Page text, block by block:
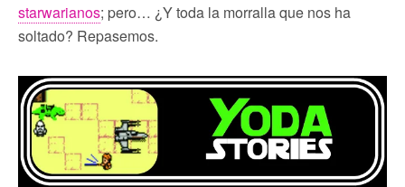
starwarianos; pero… ¿Y toda la morralla que nos ha
soltado? Repasemos.